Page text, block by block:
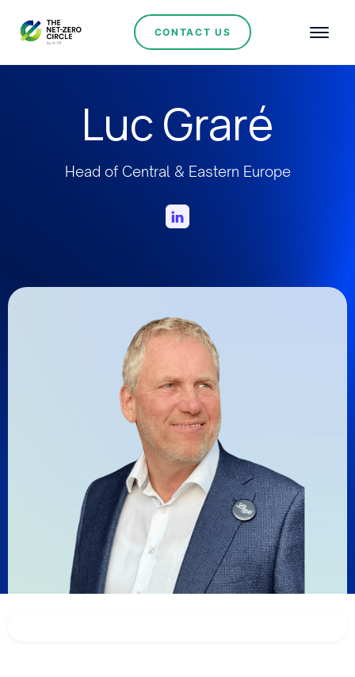
CONTACT US
Luc Graré
Head of Central & Eastern Europe